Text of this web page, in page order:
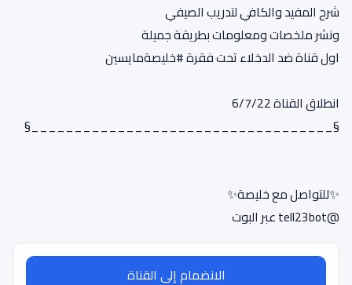
شرح المفيد والكافي لتدريب الصيفي
ونشر ملخصات ومعلومات بطريقة جميلة
اول قناة ضد الدخلاء تحت فقرة #خليصةمايسين
انطلاق القناة 6/7/22
§___________________________________§
✨للتواصل مع خليصة✨
@tell23bot عبر البوت
الانضمام إلى القناة